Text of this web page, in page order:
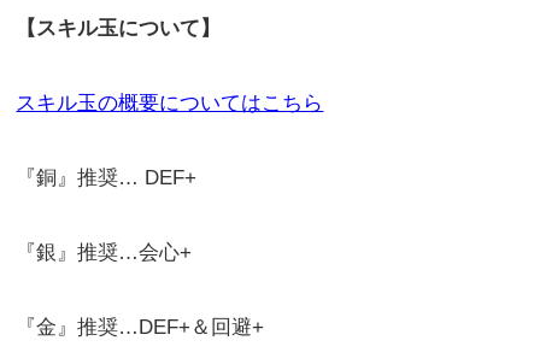
【スキル玉について】
スキル玉の概要についてはこちら
『銅』推奨… DEF+
『銀』推奨…会心+
『金』推奨…DEF+＆回避+